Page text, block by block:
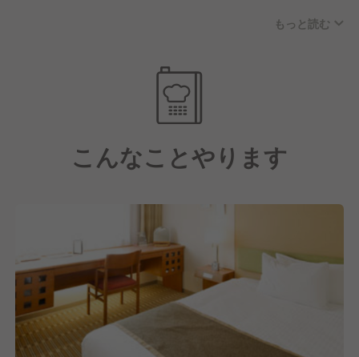
■残業手当・深夜手当全額別途支給
■賞与年2回※業績により支給
スタッフ数：32（アルバイト含む）
正社員平均年齢：32歳
もっと読む
こんなことやります